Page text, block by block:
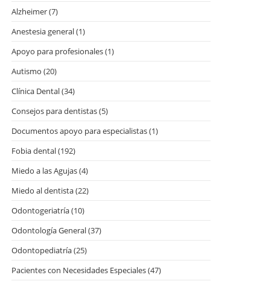
Alzheimer(7)
Anestesia general(1)
Apoyo para profesionales(1)
Autismo (20)
Clínica Dental(34)
Consejos para dentistas(5)
Documentos apoyo para especialistas(1)
Fobia dental(192)
Miedo a las Agujas(4)
Miedo al dentista(22)
Odontogeriatría(10)
Odontología General(37)
Odontopediatría(25)
Pacientes con Necesidades Especiales(47)